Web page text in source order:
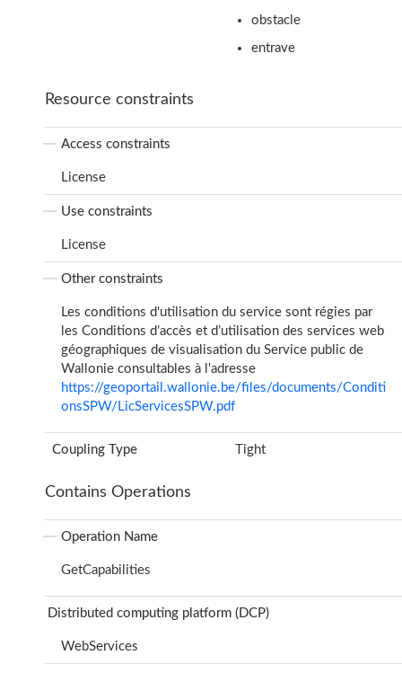
obstacle
entrave
Resource constraints
Access constraints
License
Use constraints
License
Other constraints
Les conditions d'utilisation du service sont régies par
les Conditions d’accès et d’utilisation des services web
géographiques de visualisation du Service public de
Wallonie consultables à l'adresse
https://geoportail.wallonie.be/files/documents/Conditi
onsSPW/LicServicesSPW.pdf
Coupling Type Tight
Contains Operations
Operation Name
GetCapabilities
Distributed computing platform (DCP)
WebServices